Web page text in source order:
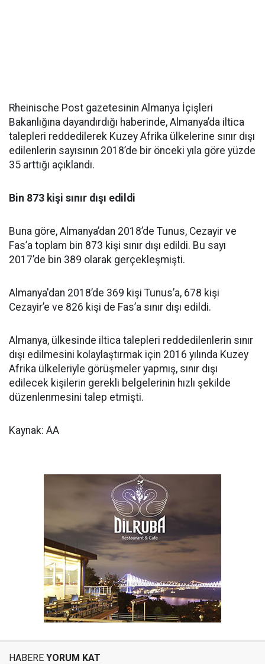
Rheinische Post gazetesinin Almanya İçişleri
Bakanlığına dayandırdığı haberinde, Almanya’da iltica
talepleri reddedilerek Kuzey Afrika ülkelerine sınır dışı
edilenlerin sayısının 2018’de bir önceki yıla göre yüzde
35 arttığı açıklandı.
Bin 873 kişi sınır dışı edildi
Buna göre, Almanya’dan 2018’de Tunus, Cezayir ve
Fas’a toplam bin 873 kişi sınır dışı edildi. Bu sayı
2017’de bin 389 olarak gerçekleşmişti.
Almanya'dan 2018’de 369 kişi Tunus’a, 678 kişi
Cezayir’e ve 826 kişi de Fas’a sınır dışı edildi.
Almanya, ülkesinde iltica talepleri reddedilenlerin sınır
dışı edilmesini kolaylaştırmak için 2016 yılında Kuzey
Afrika ülkeleriyle görüşmeler yapmış, sınır dışı
edilecek kişilerin gerekli belgelerinin hızlı şekilde
düzenlenmesini talep etmişti.
Kaynak: AA
HABERE YORUM KAT